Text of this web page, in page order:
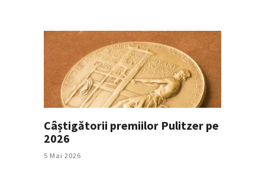
Câștigătorii premiilor Pulitzer pe
2026
5 Mai 2026